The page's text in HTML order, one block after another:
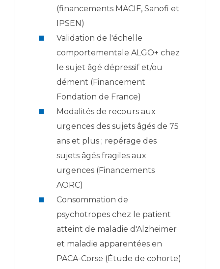
(financements MACIF, Sanofi et
IPSEN)
Validation de l'échelle
comportementale ALGO+ chez
le sujet âgé dépressif et/ou
dément (Financement
Fondation de France)
Modalités de recours aux
urgences des sujets âgés de 75
ans et plus ; repérage des
sujets âgés fragiles aux
urgences (Financements
AORC)
Consommation de
psychotropes chez le patient
atteint de maladie d'Alzheimer
et maladie apparentées en
PACA-Corse (Étude de cohorte)